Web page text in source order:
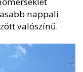
nappali
valószínű.